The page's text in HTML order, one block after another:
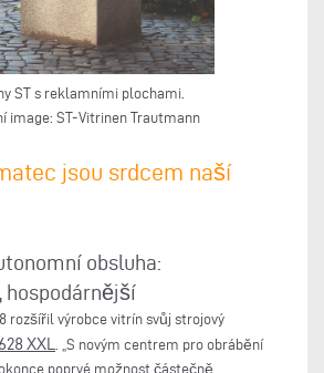
ST s reklamními plochami.
image: ST-Vitrinen Trautmann
jsou srdcem naší
obsluha:
rozšířil výrobce vitrín svůj strojový
XXL
. „S novým centrem pro obrábění
poprvé možnost částečně